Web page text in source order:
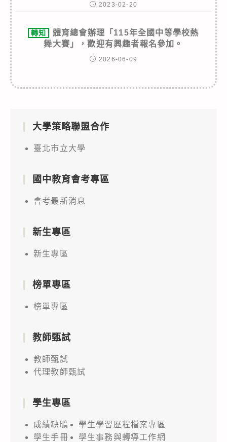
2023-02-20
轉知
體育總會辦理「115年全國中等學校熱
舞大賽」，歡迎有興趣者報名參加。
2026-06-09
大學策略聯盟合作
臺北市立大學
國中教育會考專區
會考最新消息
新生專區
新生專區
榜單專區
榜單專區
教師甄試
教師甄試
代理教師甄試
學生專區
成績缺曠
學生學習歷程檔案專區
學生手冊
學生事務與轉導工作網